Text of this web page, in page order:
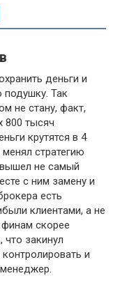
деньги и
Так
не стану, факт,
800 тысяч
крутятся в 4
стратегию
не самый
с ним замену и
есть
клиентами, а не
скорее
что закинул
и